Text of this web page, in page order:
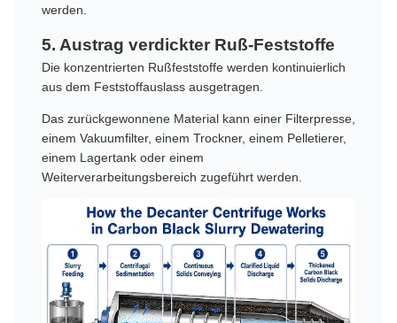
werden.
5. Austrag verdickter Ruß-Feststoffe
Die konzentrierten Rußfeststoffe werden kontinuierlich
aus dem Feststoffauslass ausgetragen.
Das zurückgewonnene Material kann einer Filterpresse,
einem Vakuumfilter, einem Trockner, einem Pelletierer,
einem Lagertank oder einem
Weiterverarbeitungsbereich zugeführt werden.